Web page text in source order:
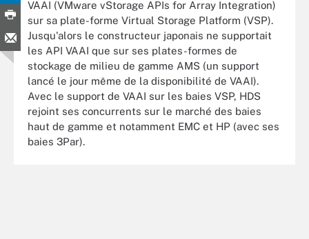
VAAI (VMware vStorage APIs for Array Integration)
sur sa plate-forme Virtual Storage Platform (VSP).
Jusqu'alors le constructeur japonais ne supportait
les API VAAI que sur ses plates-formes de
stockage de milieu de gamme AMS (un support
lancé le jour même de la disponibilité de VAAI).
Avec le support de VAAI sur les baies VSP, HDS
rejoint ses concurrents sur le marché des baies
haut de gamme et notamment EMC et HP (avec ses
baies 3Par).